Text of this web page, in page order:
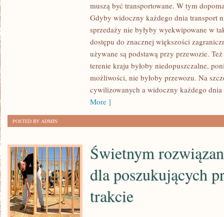
WYBRZEŻU
ODNALEŹĆ
SPOKOJNYM
DOMKI
LETNISKOWE
muszą być transportowane. W tym
Gdyby widoczny każdego dnia transport
sprzedaży nie byłyby wyekwipowane w
dostępu do znacznej większości
używane są podstawą przy przewozie.
terenie kraju byłoby niedopuszczalne,
możliwości, nie byłoby przewozu. Na
cywilizowanych a widoczny każdego dnia
More ]
POSTED BY ADMIN
Świetnym
dla poszukujących
trakcie